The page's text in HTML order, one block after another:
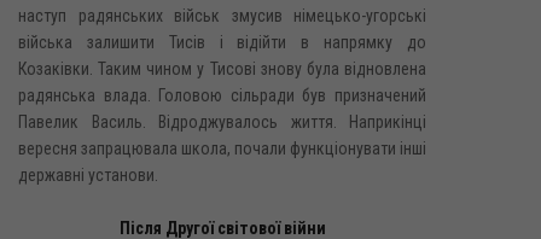
наступ радянських військ змусив німецько-угорські
війська залишити Тисів і відійти в напрямку до
Козаківки. Таким чином у Тисові знову була відновлена
радянська влада. Головою сільради був призначений
Павелик Василь. Відроджувалось життя. Наприкінці
вересня запрацювала школа, почали функціонувати інші
державні установи.
Після Другої світової війни